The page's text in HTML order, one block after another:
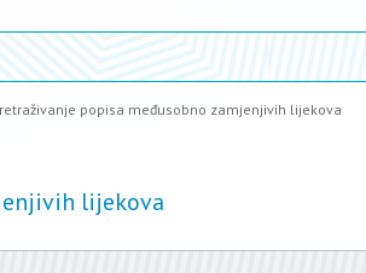
popisa međusobno zamjenjivih lijekova
lijekova